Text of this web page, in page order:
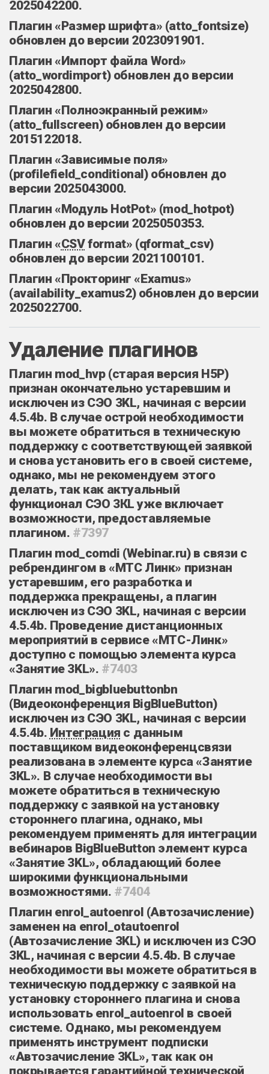
2025042200.
Плагин «Размер шрифта» (atto_fontsize)
обновлен до версии 2023091901.
Плагин «Импорт файла Word»
(atto_wordimport) обновлен до версии
2025042800.
Плагин «Полноэкранный режим»
(atto_fullscreen) обновлен до версии
2015122018.
Плагин «Зависимые поля»
(profilefield_conditional) обновлен до
версии 2025043000.
Плагин «Модуль HotPot» (mod_hotpot)
обновлен до версии 2025050353.
Плагин «CSVformat» (qformat_csv)
обновлен до версии 2021100101.
Плагин «Прокторинг «Examus»
(availability_examus2) обновлен до версии
2025022700.
Удаление плагинов
Плагин mod_hvp (старая версия H5P)
признан окончательноустаревшим и
исключен из СЭО 3KL, начиная с версии
4.5.4b. В случае острой необходимости
вы можете обратиться в техническую
поддержку с соответствующей заявкой
и снова установить его в своей системе,
однако, мы не рекомендуем этого
делать, так как актуальный
функционал СЭО 3КL уже включает
возможности, предоставляемые
плагином. #7397
Плагин mod_comdi (Webinar.ru) в связи с
ребрендингом в «МТС Линк» признан
устаревшим, его разработка и
поддержка прекращены, а плагин
исключен из СЭО 3KL, начиная с версии
4.5.4b. Проведение дистанционных
мероприятий в сервисе «МТС-Линк»
доступно с помощью элемента курса
«Занятие 3KL». #7403
Плагин mod_bigbluebuttonbn
(Видеоконференция BigBlueButton)
исключен из СЭО 3KL, начиная с версии
4.5.4b. Интеграция с данным
поставщиком видеоконференцсвязи
реализована в элементе курса «Занятие
3KL». В случае необходимости вы
можете обратиться в техническую
поддержку с заявкой на установку
стороннего плагина, однако, мы
рекомендуем применять для интеграции
вебинаров BigBlueButton элемент курса
«Занятие 3KL», обладающий более
широкими функциональными
возможностями. #7404
Плагин enrol_autoenrol (Автозачисление)
заменен на enrol_otautoenrol
(Автозачисление 3KL) и исключен из СЭО
3KL, начиная с версии 4.5.4b. В случае
необходимости вы можете обратиться в
техническую поддержку с заявкой на
установку стороннего плагина и снова
использовать enrol_autoenrol в своей
системе. Однако, мы рекомендуем
применять инструмент подписки
«Автозачисление 3KL», так как он
покрывается гарантийной технической